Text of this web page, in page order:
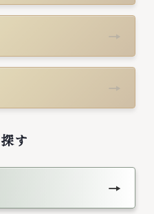
→
→
す
→